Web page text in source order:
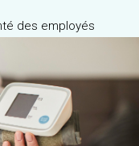
des employés